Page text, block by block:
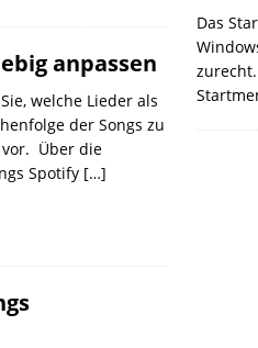
anpassen
welche Lieder als
der Songs zu
vor. Über die
Spotify […]
Das